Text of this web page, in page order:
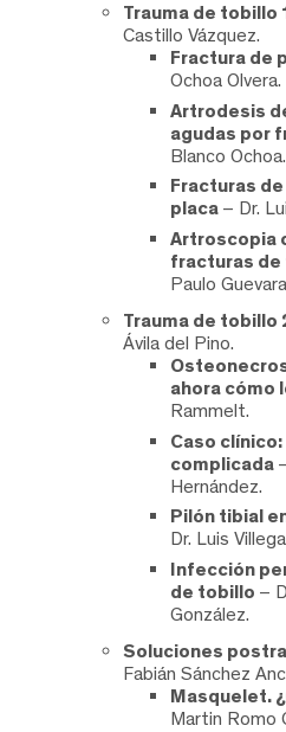
Trauma de tobillo
Castillo Vázquez.
Fractura de
Ochoa Olvera.
Artrodesis
agudas por
Blanco Ochoa.
Fracturas
placa – Dr.
Artroscopia
fracturas de
Paulo
Trauma de tobillo
Ávila del Pino.
ahora cómo
Rammelt.
Caso
complicada
Hernández.
Pilón tibial
Dr. Luis
Infección
de tobillo –
González.
Soluciones
Fabián Sánchez
Masquelet.
Martin Romo